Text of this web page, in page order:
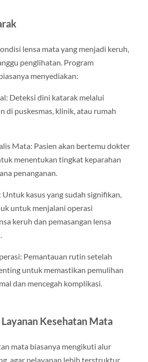
lensa mata yang menjadi keruh,
penglihatan. Program
menyediakan:
Deteksi dini katarak melalui
di puskesmas, klinik, atau rumah
Mata: Pasien akan bertemu dokter
menentukan tingkat keparahan
penanganan.
kasus yang sudah signifikan,
untuk menjalani operasi
keruh dan pemasangan lensa
Pemantauan rutin setelah
untuk memastikan pemulihan
dan mencegah komplikasi.
Kesehatan Mata
mata biasanya mengikuti alur
agar pelayanan lebih terstruktur